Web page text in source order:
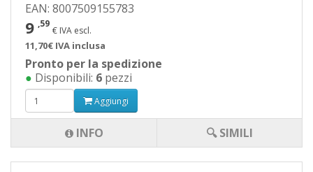
EAN: 8007509155783
9 ,59
€ IVA escl.
11,70€ IVA inclusa
Pronto per la spedizione
● Disponibili: 6 pezzi
Aggiungi
INFO 🔍 SIMILI